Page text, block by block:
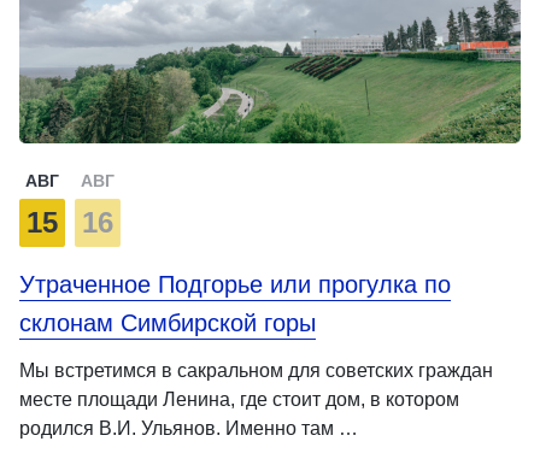
АВГ
15
АВГ
16
Утраченное Подгорье или прогулка по
склонам Симбирской горы
Мы встретимся в сакральном для советских граждан
месте площади Ленина, где стоит дом, в котором
родился В.И. Ульянов. Именно там …